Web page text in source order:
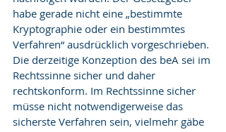
habe gerade nicht eine „bestimmte
Kryptographie oder ein bestimmtes
Verfahren“ ausdrücklich vorgeschrieben.
Die derzeitige Konzeption des beA sei im
Rechtssinne sicher und daher
rechtskonform. Im Rechtssinne sicher
müsse nicht notwendigerweise das
sicherste Verfahren sein, vielmehr gäbe